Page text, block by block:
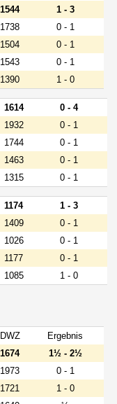
1544
1 - 3
1738
0 - 1
1504
0 - 1
1543
0 - 1
1390 1 - 0
1614
0 - 4
1932
0 - 1
1744
0 - 1
1463
0 - 1
1315 0 - 1
1174
1 - 3
1409
0 - 1
1026
0 - 1
1177
0 - 1
1085 1 - 0
DWZ
Ergebnis
1674
1½ - 2½
1973
0 - 1
1721
1 - 0